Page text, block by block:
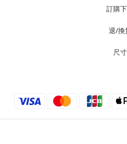
訂購
退/換
尺